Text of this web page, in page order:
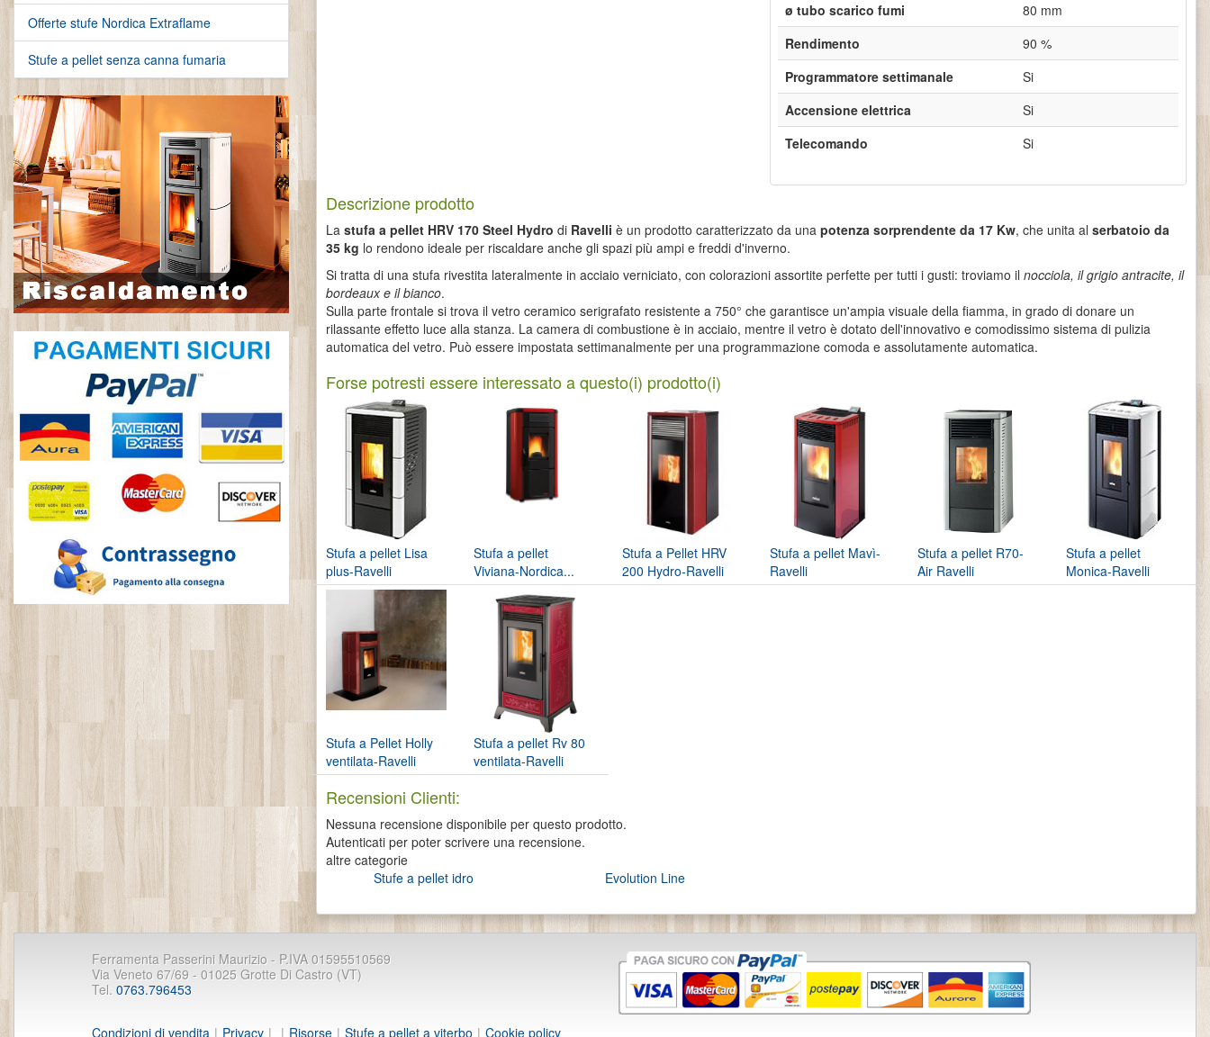
Offerte stufe Nordica Extraflame
Stufe a pellet senza canna fumaria
ø tubo scarico fumi
80 mm
Rendimento
90 %
Programmatore settimanale
Si
Accensione elettrica
Si
Telecomando
Si
Descrizione prodotto
La stufa a pellet HRV 170 Steel Hydro di Ravelli è un prodotto caratterizzato da una potenza sorprendente da 17 Kw, che unita al serbatoio da
35 kg lo rendono ideale per riscaldare anche gli spazi più ampi e freddi d'inverno.
Si tratta di una stufa rivestita lateralmente in acciaio verniciato, con colorazioni assortite perfette per tutti i gusti: troviamo il nocciola, il grigio antracite, il
bordeaux e il bianco.
Sulla parte frontale si trova il vetro ceramico serigrafato resistente a 750° che garantisce un'ampia visuale della fiamma, in grado di donare un
rilassante effetto luce alla stanza. La camera di combustione è in acciaio, mentre il vetro è dotato dell'innovativo e comodissimo sistema di pulizia
automatica del vetro. Può essere impostata settimanalmente per una programmazione comoda e assolutamente automatica.
Forse potresti essere interessato a questo(i) prodotto(i)
Stufa a pellet Lisa
plus-Ravelli
Stufa a pellet
Viviana-Nordica...
Stufa a Pellet HRV
200 Hydro-Ravelli
Stufa a pellet Mavì-
Ravelli
Stufa a pellet R70-
Air Ravelli
Stufa a pellet
Monica-Ravelli
Stufa a Pellet Holly
ventilata-Ravelli
Stufa a pellet Rv 80
ventilata-Ravelli
Recensioni Clienti:
Nessuna recensione disponibile per questo prodotto.
Autenticati per poter scrivere una recensione.
altre categorie
Stufe a pellet idro
Evolution Line
Ferramenta Passerini Maurizio - P.IVA 01595510569
Via Veneto 67/69 - 01025 Grotte Di Castro (VT)
Tel. 0763.796453
Condizioni di vendita | Privacy | | Risorse | Stufe a pellet a viterbo | Cookie policy